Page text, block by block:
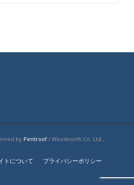
by Pentroof / Woodnorth Co. Ltd.,
トについて プライバシーポリシー